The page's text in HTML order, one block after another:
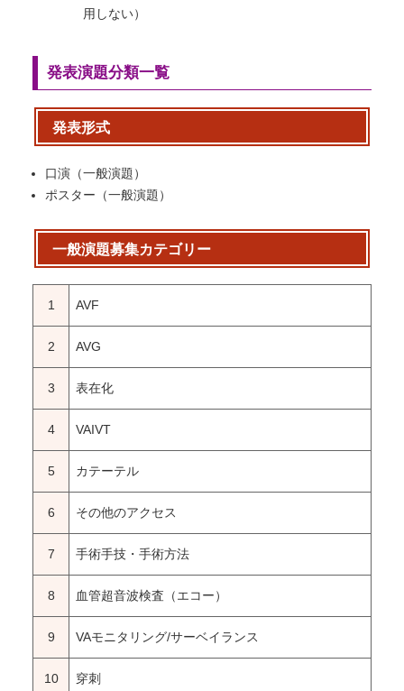
用しない）
発表演題分類一覧
発表形式
口演（一般演題）
ポスター（一般演題）
一般演題募集カテゴリー
1 AVF
2 AVG
3 表在化
4 VAIVT
5 カテーテル
6 その他のアクセス
7 手術手技・手術方法
8 血管超音波検査（エコー）
9 VAモニタリング/サーベイランス
10 穿刺